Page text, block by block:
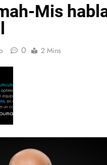
Mis
0 2 Mins